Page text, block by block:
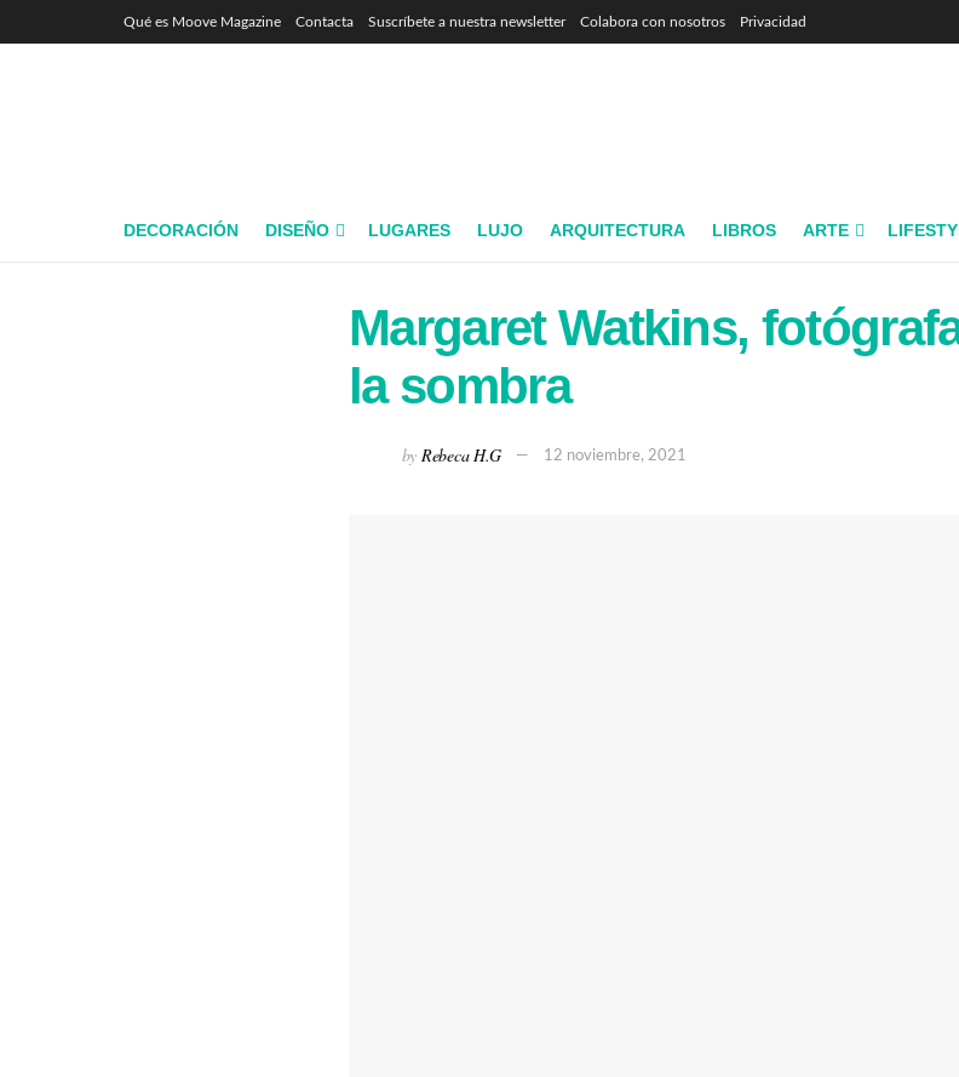
Qué es Moove Magazine Contacta Suscríbete a nuestra newsletter Colabora con nosotros Privacidad
DECORACIÓN DISEÑO LUGARES LUJO ARQUITECTURA LIBROS ARTE
Margaret Watkins,
la sombra
by Rebeca H.G 12 noviembre, 2021